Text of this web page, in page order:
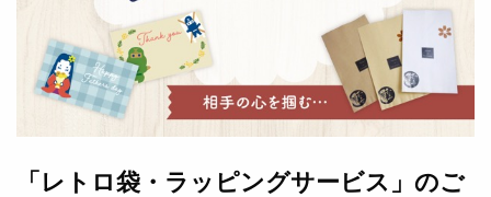
「レトロ袋・ラッピングサービス」のご